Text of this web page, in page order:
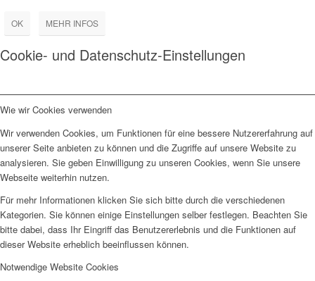
OK MEHR INFOS
Cookie- und Datenschutz-Einstellungen
Wie wir Cookies verwenden
Wir verwenden Cookies, um Funktionen für eine bessere Nutzererfahrung auf
unserer Seite anbieten zu können und die Zugriffe auf unsere Website zu
analysieren. Sie geben Einwilligung zu unseren Cookies, wenn Sie unsere
Webseite weiterhin nutzen.
Für mehr Informationen klicken Sie sich bitte durch die verschiedenen
Kategorien. Sie können einige Einstellungen selber festlegen. Beachten Sie
bitte dabei, dass Ihr Eingriff das Benutzererlebnis und die Funktionen auf
dieser Website erheblich beeinflussen können.
Notwendige Website Cookies